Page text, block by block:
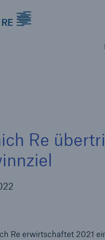
Re
Re erwirtschaftet 2021